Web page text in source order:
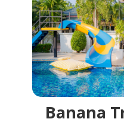
Banana